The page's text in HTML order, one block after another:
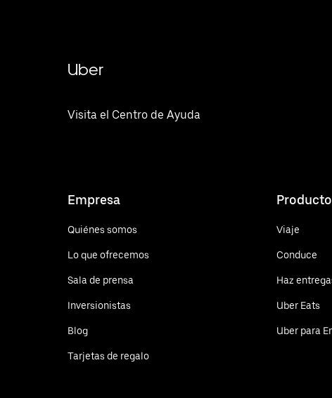
Uber
Visita el Centro de Ayuda
Empresa
Quiénes somos
Lo que ofrecemos
Sala de prensa
Inversionistas
Blog
Tarjetas de regalo
Viaje
Conduce
Haz
Uber Eats
Uber para